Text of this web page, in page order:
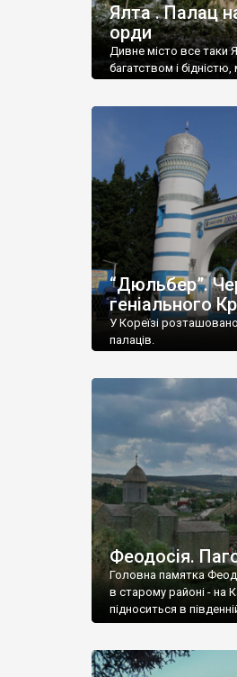
Ялта . Палац
орди
Дивне місто все таки
багатством і
“Дюльбер”.
геніального
У Кореїзі
палаців.
Феодосія.
Головна памятка
в старому районі - на
підноситься в